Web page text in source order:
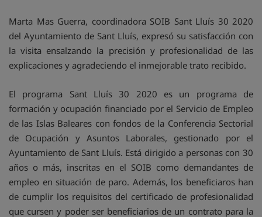
Marta Mas Guerra, coordinadora SOIB Sant Lluís 30 2020
del Ayuntamiento de Sant Lluís, expresó su satisfacción con
la visita ensalzando la precisión y profesionalidad de las
explicaciones y agradeciendo el inmejorable trato recibido.
El programa Sant Lluís 30 2020 es un programa de
formación y ocupación financiado por el Servicio de Empleo
de las Islas Baleares con fondos de la Conferencia Sectorial
de Ocupación y Asuntos Laborales, gestionado por el
Ayuntamiento de Sant Lluís. Está dirigido a personas con 30
años o más, inscritas en el SOIB como demandantes de
empleo en situación de paro. Además, los beneficiaros han
de cumplir los requisitos del certificado de profesionalidad
que cursen y poder ser beneficiarios de un contrato para la